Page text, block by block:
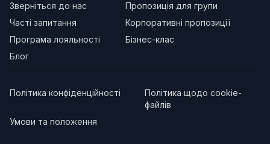
Зверніться до нас
Часті запитання
Програма лояльності
Блог
Пропозиція для групи
Корпоративні пропозиції
Бізнес-клас
Політика конфіденційності
Політика щодо cookie-
файлів
Умови та положення